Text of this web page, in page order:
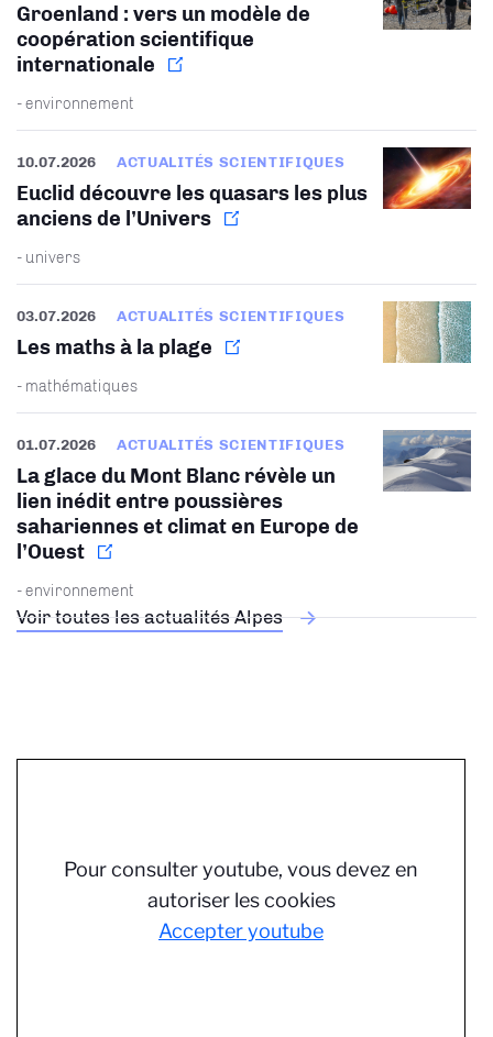
Voir toutes les actualités Alpes
Groenland : vers un modèle de
coopération scientifique
internationale
- environnement
10.07.2026 ACTUALITÉS SCIENTIFIQUES
Euclid découvre les quasars les plus
anciens de l’Univers
- univers
03.07.2026 ACTUALITÉS SCIENTIFIQUES
Les maths à la plage
- mathématiques
01.07.2026 ACTUALITÉS SCIENTIFIQUES
La glace du Mont Blanc révèle un
lien inédit entre poussières
sahariennes et climat en Europe de
l’Ouest
- environnement
Pour consulter youtube, vous devez en
autoriser les cookies
Accepter youtube